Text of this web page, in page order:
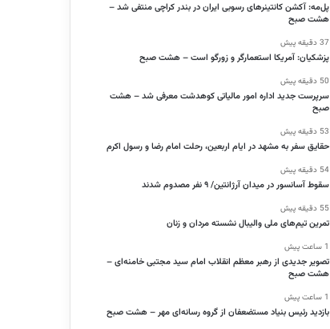
پل‌مه: آکشن کانتینرهای رسوبی ایران در بندر کراچی منتفی شد –
هشت صبح
37 دقیقه پیش
پزشکیان: آمریکا استعمارگر و زورگو است – هشت صبح
50 دقیقه پیش
سرپرست جدید اداره امور مالیاتی کوهدشت معرفی شد – هشت
صبح
53 دقیقه پیش
حقایق سفر به مشهد در ایام اربعین، رحلت امام رضا و رسول اکرم
54 دقیقه پیش
سقوط آسانسور در میدان آرژانتین/ ۹ نفر مصدوم شدند
55 دقیقه پیش
تمرین تیم‌های ملی والیبال نشسته مردان و زنان
1 ساعت پیش
تصویر جدیدی از رهبر معظم انقلاب امام سید مجتبی خامنه‌ای –
هشت صبح
1 ساعت پیش
بازدید رئیس بنیاد مستضعفان از گروه رسانه‌ای مهر – هشت صبح